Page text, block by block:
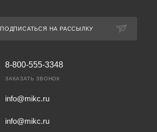
ПОДПИСАТЬСЯ НА РАССЫЛКУ
8-800-555-3348
ЗАКАЗАТЬ ЗВОНОК
info@mikc.ru
info@mikc.ru